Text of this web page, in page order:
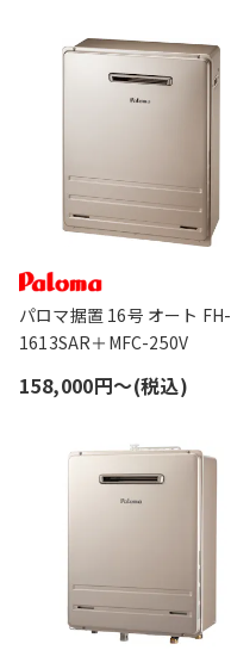
パロマ据置 16号 オート FH-
1613SAR＋MFC-250V
158,000円〜(税込)